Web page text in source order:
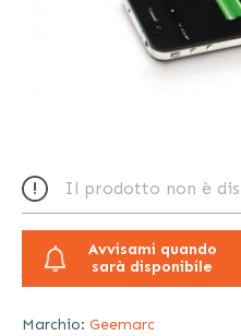
Il prodotto non è
Avvisami quando
sarà disponibile
all'inizio
della
immagini
Marchio: Geemarc